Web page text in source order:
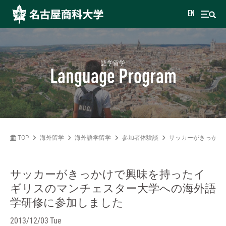
EN
語学留学
Language Program
TOP 海外留学 海外語学留学 参加者体験談 サッカーがきっかけ
サッカーがきっかけで興味を持ったイ
ギリスのマンチェスター大学への海外語
学研修に参加しました
2013/12/03 Tue